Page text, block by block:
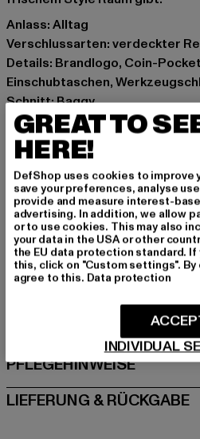
Anlass: Alltag
Verschlussarten: verdeckter
Details: Brandlogo, Coin-
Einschubtaschen,
Schnitt: Baggy
Marke: Homeboy
Kat.: Cargohosen
Farbe: beige
Hersteller Farbe: sand
Materialzusammensetzung:
Art.Nr: 02PA0700-00208
Hersteller: License to Thrill
Max-Planck-Straße 2 | 63150
GRÖSSE & PASSFORM
PFLEGEHINWEISE
LIEFERUNG & RÜCKGABE
GREAT TO
HERE!
DefShop uses cookies to improve
save your preferences, analyse
provide and measure interest-
advertising. In addition, we allow
or to use cookies. This may also
your data in the USA or other
the EU data protection standard. If
this, click on "Custom settings".
agree to this. Data protection
INDIVIDUAL